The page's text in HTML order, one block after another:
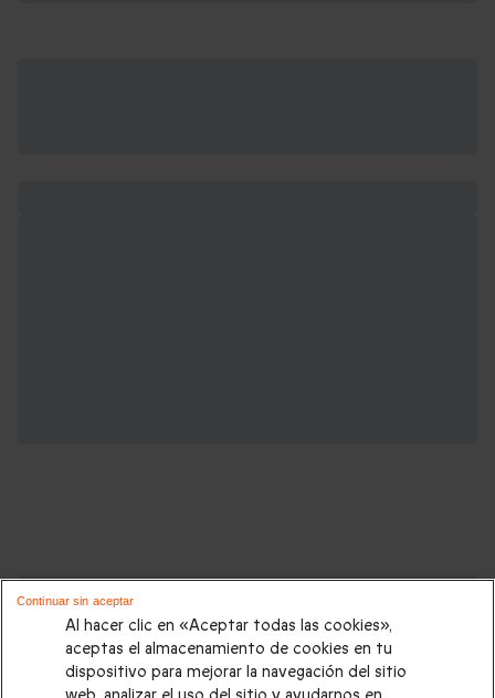
Cajas regalo que podrían interesarte:
Regalos Navidad |Regalos para hombre Navidad|
para mujer Navidad|Regalos de Reyes|Regalos de boda
Al hacer clic en «Aceptar todas las cookies»,
aceptas el almacenamiento de cookies en tu
dispositivo para mejorar la navegación del sitio
Continuar sin aceptar